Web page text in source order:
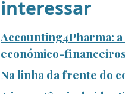
interessar
Accounting4Pharma:
económico-
Na linha da frente do